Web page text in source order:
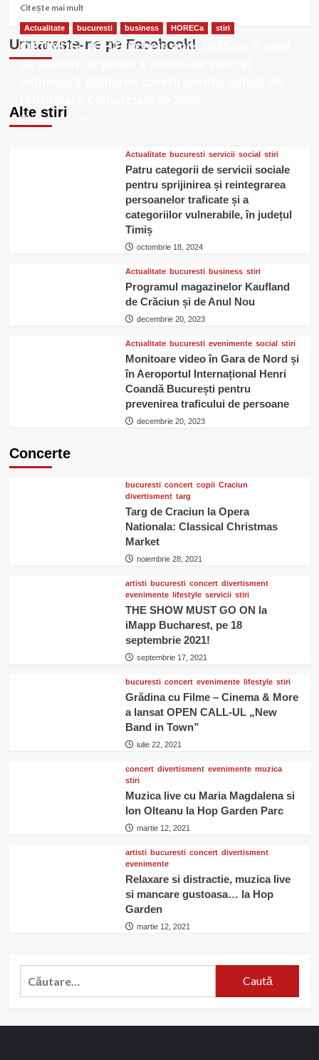
Citește mai multCitește
multe
despre
Urmareste-ne pe Facebook!
Alte stiri
Actualitate bucuresti business HORECa stiri
OPTIMUS LIGHT încheie anul 2025 cu o cifră
de afaceri de peste 1 milion de euro și
ianuarie 23, 2026
Actualitate bucuresti servicii social stiri
Patru categorii de servicii sociale
pentru sprijinirea și reintegrarea
persoanelor traficate și a
categoriilor vulnerabile, în județul
Timiș
octombrie 18, 2024
Actualitate bucuresti business stiri
Programul magazinelor Kaufland
de Crăciun și de Anul Nou
decembrie 20, 2023
Actualitate bucuresti evenimente social stiri
Monitoare video în Gara de Nord și
în Aeroportul Internațional Henri
Coandă București pentru
prevenirea traficului de persoane
decembrie 20, 2023
Concerte
bucuresti concert copii Craciun
divertisment targ
Targ de Craciun la Opera
Nationala: Classical Christmas
Market
noiembrie 28, 2021
artisti bucuresti concert divertisment
evenimente lifestyle servicii stiri
THE SHOW MUST GO ON la
iMapp Bucharest, pe 18
septembrie 2021!
septembrie 17, 2021
bucuresti concert evenimente lifestyle stiri
Grădina cu Filme – Cinema & More
a lansat OPEN CALL-UL „New
Band in Town”
iulie 22, 2021
concert divertisment evenimente muzica
stiri
Muzica live cu Maria Magdalena si
Ion Olteanu la Hop Garden Parc
martie 12, 2021
artisti bucuresti concert divertisment
evenimente
Relaxare si distractie, muzica live
si mancare gustoasa… la Hop
Garden
martie 12, 2021